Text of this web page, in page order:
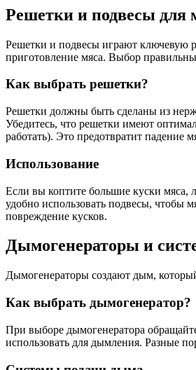
Решетки и подвесы для
Решетки и подвесы играют ключевую
приготовление мяса. Выбор
Как выбрать решетки?
Решетки должны быть сделаны из
Убедитесь, что решетки имеют
работать). Это предотвратит падение
Использование
Если вы коптите большие куски мяса,
удобно использовать подвесы, чтобы
повреждение кусков.
Дымогенераторы и
Дымогенераторы создают дым,
Как выбрать дымогенератор?
При выборе дымогенератора
использовать для дымления. Разные